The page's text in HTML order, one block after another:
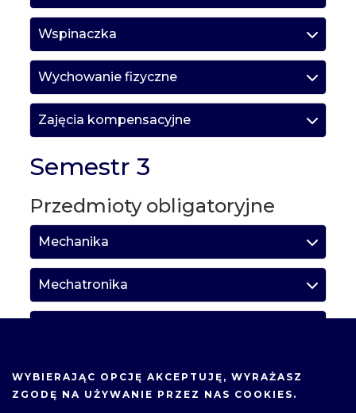
Wspinaczka
Wychowanie fizyczne
Zajęcia kompensacyjne
Semestr 3
Przedmioty obligatoryjne
Mechanika
Mechatronika
Odlewnictwo i obróbka plastyczna
WYBIERAJĄC OPCJĘ AKCEPTUJĘ , WYRAŻASZ
ZGODĘ NA UŻYWANIE PRZEZ NAS COOKIES.